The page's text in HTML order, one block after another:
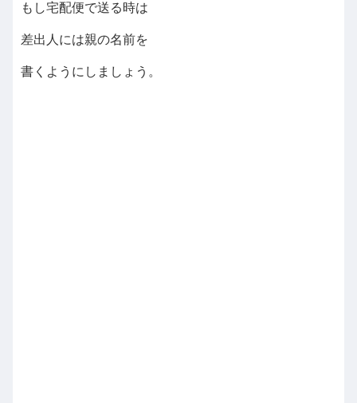
もし宅配便で送る時は
差出人には親の名前を
書くようにしましょう。